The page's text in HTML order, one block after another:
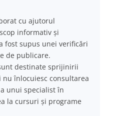
cu ajutorul
informativ și
fost supus unei verificări
de publicare.
destinate sprijinirii
înlocuiesc consultarea
unui specialist în
la cursuri și programe